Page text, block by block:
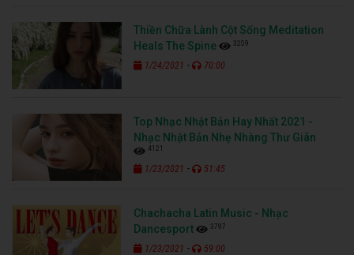
Thiền Chữa Lành Cột Sống Meditation
Heals The Spine
3259
1/24/2021 - 70:00
Top Nhạc Nhật Bản Hay Nhất 2021 -
Nhạc Nhật Bản Nhẹ Nhàng Thư Giãn
4121
1/23/2021 - 51:45
Chachacha Latin Music - Nhạc
Dancesport
3797
1/23/2021 - 59:00